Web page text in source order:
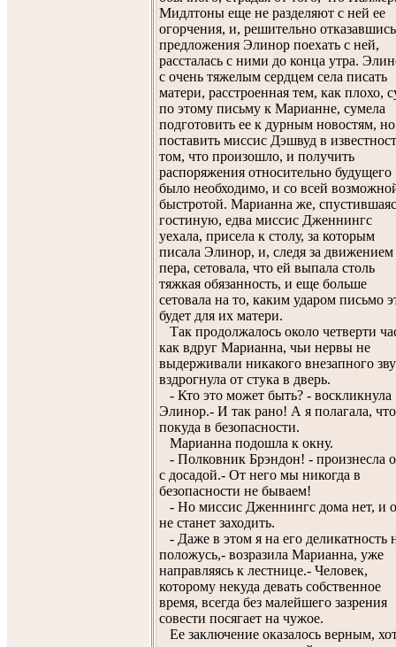
Мидлтоны еще не разделяют с ней ее
огорчения, и, решительно
предложения Элинор поехать с ней,
рассталась с ними до конца утра.
с очень тяжелым сердцем села писать
матери, расстроенная тем, как плохо,
по этому письму к Марианне, сумела
подготовить ее к дурным новостям, но
поставить миссис Дэшвуд в
том, что произошло, и получить
распоряжения относительно будущего
было необходимо, и со всей
быстротой. Марианна же,
гостиную, едва миссис Дженнингс
уехала, присела к столу, за которым
писала Элинор, и, следя за движением
пера, сетовала, что ей выпала столь
тяжкая обязанность, и еще больше
сетовала на то, каким ударом письмо
будет для их матери.
Так продолжалось около четверти
как вдруг Марианна, чьи нервы не
выдерживали никакого внезапного
вздрогнула от стука в дверь.
- Кто это может быть? - воскликнула
Элинор.- И так рано! А я полагала,
покуда в безопасности.
Марианна подошла к окну.
- Полковник Брэндон! - произнесла
с досадой.- От него мы никогда в
безопасности не бываем!
- Но миссис Дженнингс дома нет, и
не станет заходить.
- Даже в этом я на его деликатность
положусь,- возразила Марианна, уже
направляясь к лестнице.- Человек,
которому некуда девать собственное
время, всегда без малейшего зазрения
совести посягает на чужое.
Ее заключение оказалось верным,